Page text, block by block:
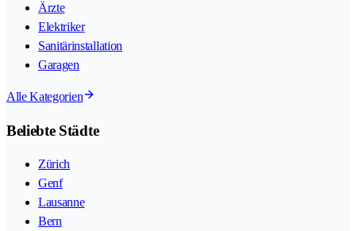
Ärzte
Elektriker
Sanitärinstallation
Garagen
Alle Kategorien
Beliebte Städte
Zürich
Genf
Lausanne
Bern